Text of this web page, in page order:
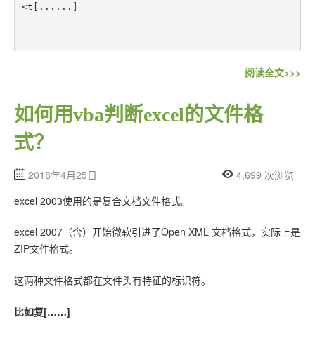
<t[......]
阅读全文>>>
如何用vba判断excel的文件格
式？
2018年4月25日
4,699 次浏览
excel 2003使用的是复合文档文件格式。
excel 2007（含）开始微软引进了Open XML 文档格式，实际上是
ZIP文件格式。
这两种文件格式都在文件头有特征的标识符。
比如复[……]